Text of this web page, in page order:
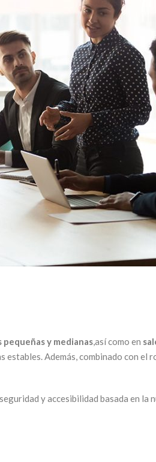
pequeñas y medianas,así como en
Además, combinado con el
y accesibilidad basada en la